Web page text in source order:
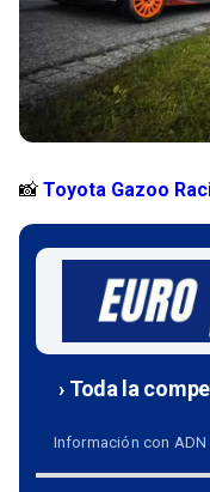
📸 Toyota Gazoo
› Toda la
Información con